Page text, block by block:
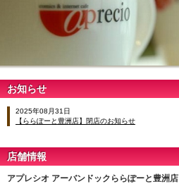
お知らせ
2025年08月31日
【ららぽーと豊洲店】閉店のお知らせ
店舗情報
アプレシオ アーバンドックららぽーと豊洲店